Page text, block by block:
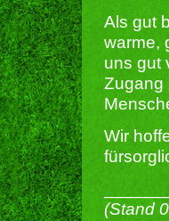
Als gut
warme,
uns gut
Zugang
Wir
(Stand